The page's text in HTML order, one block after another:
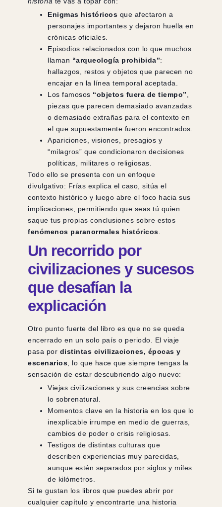
Enigmas históricos que afectaron a
personajes importantes y dejaron huella en
crónicas oficiales.
Episodios relacionados con lo que muchos
llaman “arqueología prohibida”:
hallazgos, restos y objetos que parecen no
encajar en la línea temporal aceptada.
Los famosos “objetos fuera de tiempo”
piezas que parecen demasiado avanzadas
o demasiado extrañas para el contexto en
el que supuestamente fueron encontrados.
Apariciones, visiones, presagios y
“milagros” que condicionaron decisiones
políticas, militares o religiosas.
Todo ello se presenta con un enfoque
divulgativo: Frías explica el caso, sitúa el
contexto histórico y luego abre el foco hacia sus
implicaciones, permitiendo que seas tú quien
saque tus propias conclusiones sobre estos
fenómenos paranormales históricos
Un recorrido por
civilizaciones y sucesos
que desafían la
explicación
Otro punto fuerte del libro es que no se queda
encerrado en un solo país o periodo. El viaje
pasa por distintas civilizaciones, épocas y
escenarios , lo que hace que siempre tengas la
sensación de estar descubriendo algo nuevo:
Viejas civilizaciones y sus creencias sobre
lo sobrenatural.
Momentos clave en la historia en los que lo
inexplicable irrumpe en medio de guerras,
cambios de poder o crisis religiosas.
Testigos de distintas culturas que
describen experiencias muy parecidas,
aunque estén separados por siglos y miles
de kilómetros.
Si te gustan los libros que puedes abrir por
cualquier capítulo y encontrarte una historia